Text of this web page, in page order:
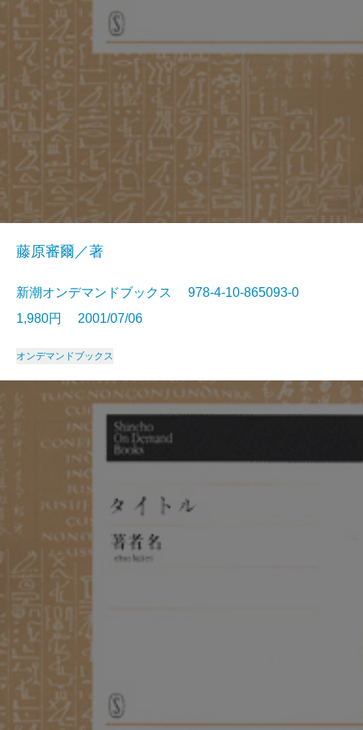
藤原審爾／著
新潮オンデマンドブックス 978-4-10-865093-0
1,980円 2001/07/06
オンデマンドブックス